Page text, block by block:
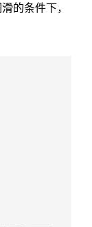
的条件下，